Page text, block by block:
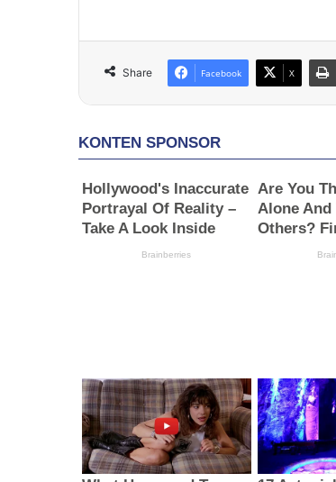
Share Facebook X